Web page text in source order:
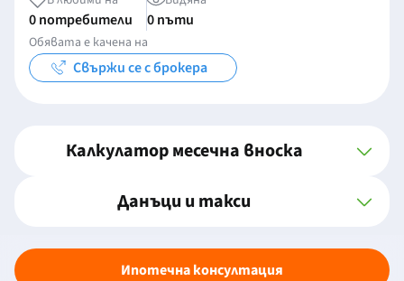
0 потребители 0 пъти
Обявата е качена на
Свържи се с брокера
Калкулатор месечна вноска
Данъци и такси
Ипотечна консултация